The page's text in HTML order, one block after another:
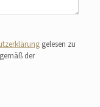
gelesen zu
der